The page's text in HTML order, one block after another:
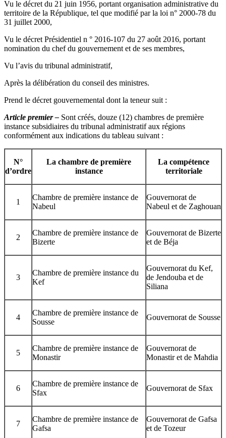
Vu le décret du 21 juin 1956, portant organisation administrative du
territoire de la République, tel que modifié par la loi n° 2000-78 du
31 juillet 2000,
Vu le décret Présidentiel n ° 2016-107 du 27 août 2016, portant
nomination du chef du gouvernement et de ses membres,
Vu l’avis du tribunal administratif,
Après la délibération du conseil des ministres.
Prend le décret gouvernemental dont la teneur suit :
Article premier – Sont créés, douze (12) chambres de première
instance subsidiaires du tribunal administratif aux régions
conformément aux indications du tableau suivant :
N°
d’ordre
La chambre de première
instance
La compétence
territoriale
1
Chambre de première instance de
Nabeul
Gouvernorat de
Nabeul et de Zaghouan
2
Chambre de première instance de
Bizerte
Gouvernorat de Bizerte
et de Béja
3
Chambre de première instance du
Kef
Gouvernorat du Kef,
de Jendouba et de
Siliana
4
Chambre de première instance de
Sousse
Gouvernorat de Sousse
5
Chambre de première instance de
Monastir
Gouvernorat de
Monastir et de Mahdia
6
Chambre de première instance de
Sfax
Gouvernorat de Sfax
7
Chambre de première instance de
Gafsa
Gouvernorat de Gafsa
et de Tozeur